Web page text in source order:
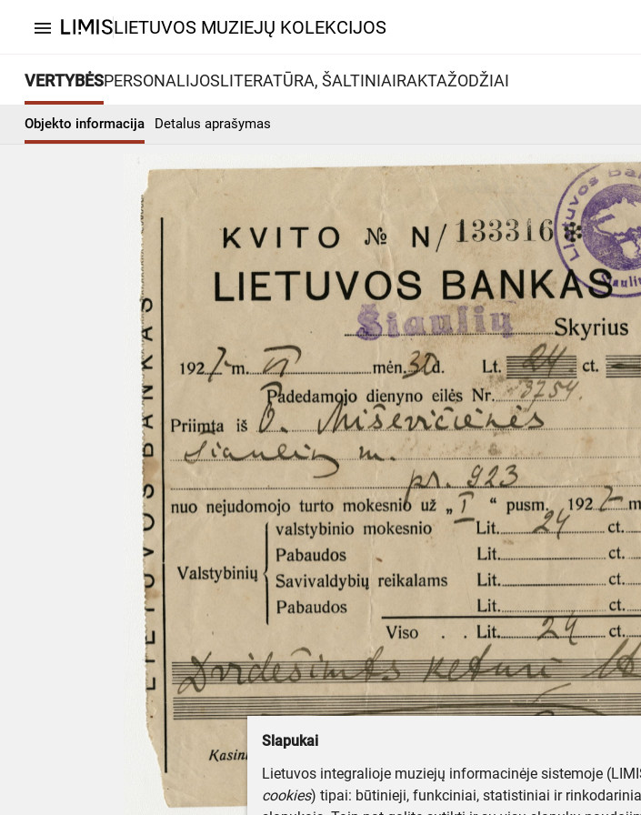
menu LIETUVOS MUZIEJŲ KOLEKCIJOS
VERTYBĖSPERSONALIJOSLITERATŪRA, ŠALTINIAIRAKTAŽODŽIAI
Objekto informacija Detalus aprašymas
Slapukai
Lietuvos integralioje muziejų informacinėje sistemoje
cookies) tipai: būtinieji, funkciniai, statistiniai ir